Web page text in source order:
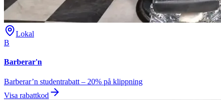
Lokal
B
Barberar'n
Barberar’n studentrabatt – 20% på klippning
Visa rabattkod